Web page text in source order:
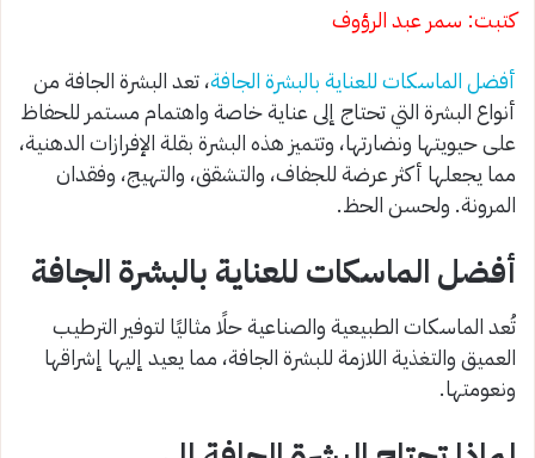
كتبت: سمر عبد الرؤوف
أفضل الماسكات للعناية بالبشرة الجافة، تعد البشرة الجافة من
أنواع البشرة التي تحتاج إلى عناية خاصة واهتمام مستمر للحفاظ
على حيويتها ونضارتها، وتتميز هذه البشرة بقلة الإفرازات الدهنية،
مما يجعلها أكثر عرضة للجفاف، والتشقق، والتهيج، وفقدان
المرونة. ولحسن الحظ.
أفضل الماسكات للعناية بالبشرة الجافة
تُعد الماسكات الطبيعية والصناعية حلًا مثاليًا لتوفير الترطيب
العميق والتغذية اللازمة للبشرة الجافة، مما يعيد إليها إشراقها
ونعومتها.